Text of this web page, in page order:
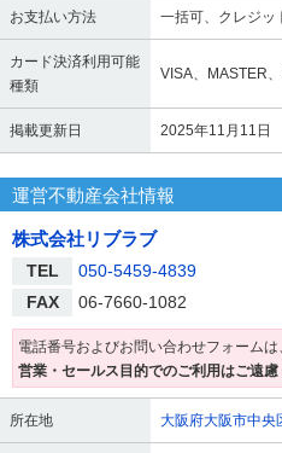
お支払い方法 一括可、クレジッ
カード決済利用可能
種類
VISA、MASTER
掲載更新日 2025年11月11日
運営不動産会社情報
株式会社リブラブ
TEL
050-5459-4839
FAX
06-7660-1082
電話番号およびお問い合わせフォームは
営業・セールス目的でのご利用はご遠慮
所在地 大阪府大阪市中央